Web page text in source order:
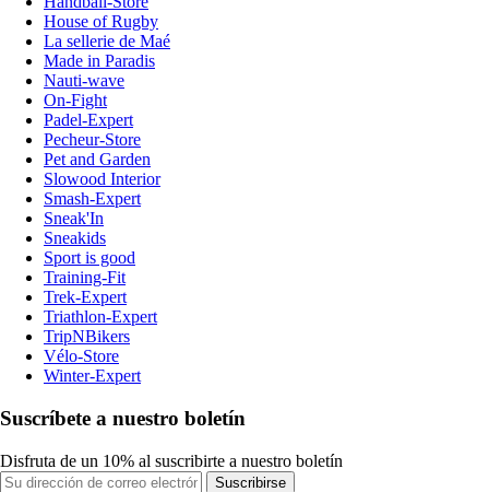
House of Rugby
La sellerie de Maé
Made in Paradis
Nauti-wave
On-Fight
Padel-Expert
Pecheur-Store
Pet and Garden
Slowood Interior
Smash-Expert
Sneak'In
Sneakids
Sport is good
Training-Fit
Trek-Expert
Triathlon-Expert
TripNBikers
Vélo-Store
Winter-Expert
Suscríbete a nuestro boletín
Disfruta de un 10% al suscribirte a nuestro boletín
Suscribirse